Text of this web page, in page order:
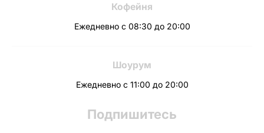
Кофейня
Ежедневно с 08:30 до 20:00
Шоурум
Ежедневно с 11:00 до 20:00
Подпишитесь